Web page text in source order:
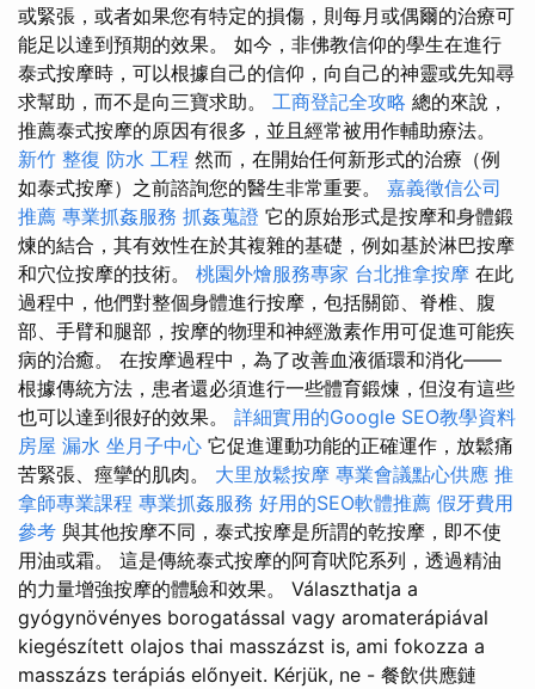
或緊張，或者如果您有特定的損傷，則每月或偶爾的治療可
能足以達到預期的效果。 如今，非佛教信仰的學生在進行
泰式按摩時，可以根據自己的信仰，向自己的神靈或先知尋
求幫助，而不是向三寶求助。 工商登記全攻略 總的來說，
推薦泰式按摩的原因有很多，並且經常被用作輔助療法。
新竹 整復 防水 工程 然而，在開始任何新形式的治療（例
如泰式按摩）之前諮詢您的醫生非常重要。 嘉義徵信公司
推薦 專業抓姦服務 抓姦蒐證 它的原始形式是按摩和身體鍛
煉的結合，其有效性在於其複雜的基礎，例如基於淋巴按摩
和穴位按摩的技術。 桃園外燴服務專家 台北推拿按摩 在此
過程中，他們對整個身體進行按摩，包括關節、脊椎、腹
部、手臂和腿部，按摩的物理和神經激素作用可促進可能疾
病的治癒。 在按摩過程中，為了改善血液循環和消化——
根據傳統方法，患者還必須進行一些體育鍛煉，但沒有這些
也可以達到很好的效果。 詳細實用的Google SEO教學資料
房屋 漏水 坐月子中心 它促進運動功能的正確運作，放鬆痛
苦緊張、痙攣的肌肉。 大里放鬆按摩 專業會議點心供應 推
拿師專業課程 專業抓姦服務 好用的SEO軟體推薦 假牙費用
參考 與其他按摩不同，泰式按摩是所謂的乾按摩，即不使
用油或霜。 這是傳統泰式按摩的阿育吠陀系列，透過精油
的力量增強按摩的體驗和效果。 Választhatja a
gyógynövényes borogatással vagy aromaterápiával
kiegészített olajos thai masszázst is, ami fokozza a
masszázs terápiás előnyeit. Kérjük, ne - 餐飲供應鏈